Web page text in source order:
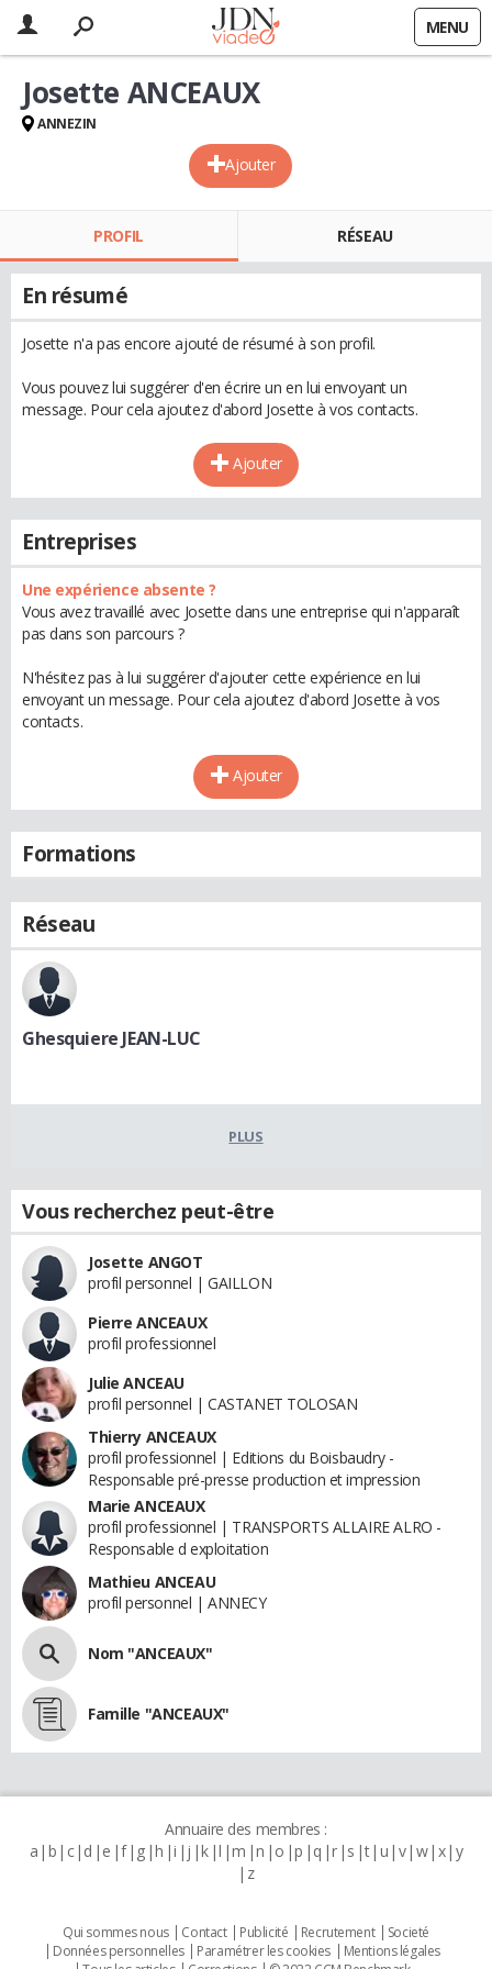
MENU
Ajouter
Josette ANCEAUX
ANNEZIN
PROFIL RÉSEAU
En résumé
Josette n'a pas encore ajouté de résumé à son profil.
Vous pouvez lui suggérer d'en écrire un en lui envoyant un
message. Pour cela ajoutez d'abord Josette à vos contacts.
Ajouter
Entreprises
Une expérience absente ?
Vous avez travaillé avec Josette dans une entreprise qui n'apparaît
pas dans son parcours ?
N'hésitez pas à lui suggérer d'ajouter cette expérience en lui
envoyant un message. Pour cela ajoutez d'abord Josette à vos
contacts.
Ajouter
Formations
Réseau
Ghesquiere JEAN-LUC
PLUS
Vous recherchez peut-être
Josette ANGOT
profil personnel | GAILLON
Pierre ANCEAUX
profil professionnel
Julie ANCEAU
profil personnel | CASTANET TOLOSAN
Thierry ANCEAUX
profil professionnel | Editions du Boisbaudry -
Responsable pré-presse production et impression
Marie ANCEAUX
profil professionnel | TRANSPORTS ALLAIRE ALRO -
Responsable d exploitation
Mathieu ANCEAU
profil personnel | ANNECY
Nom "ANCEAUX"
Famille "ANCEAUX"
Annuaire des membres :
a b c d e f g h i j k l m n o p q r s t u v w x y
z
Qui sommes nous Contact Publicité Recrutement
Societé
Données personnelles
Paramétrer les cookies
Mentions légales